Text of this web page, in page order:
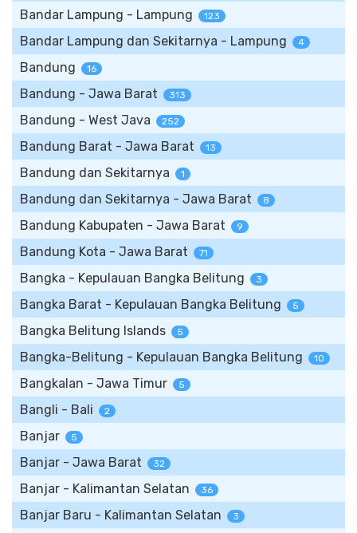
Bandar Lampung - Lampung 123
Bandar Lampung dan Sekitarnya - Lampung 4
Bandung 16
Bandung - Jawa Barat 313
Bandung - West Java 252
Bandung Barat - Jawa Barat 13
Bandung dan Sekitarnya 1
Bandung dan Sekitarnya - Jawa Barat 8
Bandung Kabupaten - Jawa Barat 9
Bandung Kota - Jawa Barat 71
Bangka - Kepulauan Bangka Belitung 3
Bangka Barat - Kepulauan Bangka Belitung 5
Bangka Belitung Islands 5
Bangka-Belitung - Kepulauan Bangka Belitung 10
Bangkalan - Jawa Timur 5
Bangli - Bali 2
Banjar 5
Banjar - Jawa Barat 32
Banjar - Kalimantan Selatan 36
Banjar Baru - Kalimantan Selatan 3